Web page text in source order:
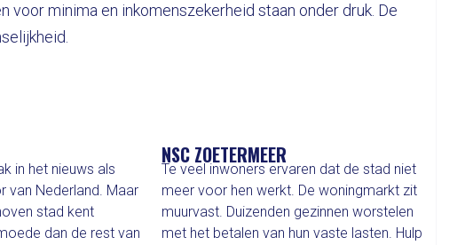
minima en inkomenszekerheid staan onder druk. De
in het nieuws als
van Nederland. Maar
stad kent
dan de rest van
NSC ZOETERMEER
Te veel inwoners ervaren dat de stad niet
meer voor hen werkt. De woningmarkt zit
muurvast. Duizenden gezinnen worstelen
met het betalen van hun vaste lasten. Hulp